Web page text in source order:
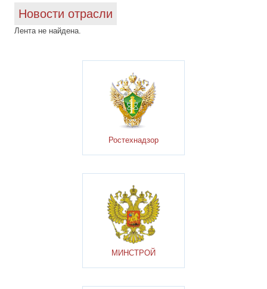
Новости отрасли
Лента не найдена.
Ростехнадзор
МИНСТРОЙ